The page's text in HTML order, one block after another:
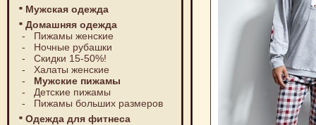
Мужская одежда
Домашняя одежда
- Пижамы женские
- Ночные рубашки
- Скидки 15-50%!
- Халаты женские
- Мужские пижамы
- Детские пижамы
- Пижамы больших размеров
Одежда для фитнеса